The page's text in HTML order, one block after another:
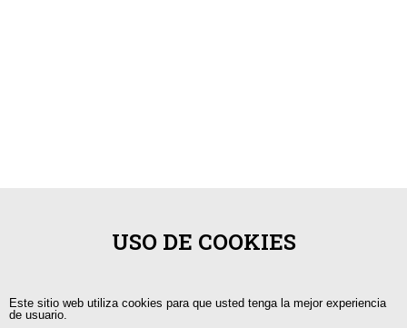
USO DE COOKIES
Este sitio web utiliza cookies para que usted tenga la mejor experiencia
de usuario.